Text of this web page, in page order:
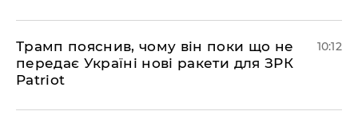
Трамп пояснив, чому він поки що не
передає Україні нові ракети для ЗРК
Patriot
10:12